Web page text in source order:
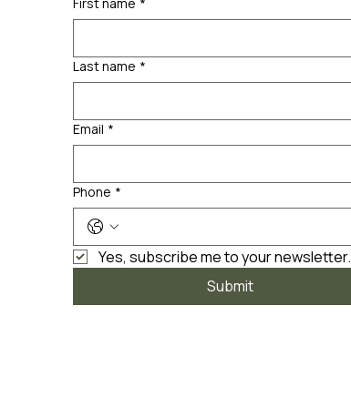
Last name *
Email *
Phone *
Yes, subscribe me to your newsletter.
Submit